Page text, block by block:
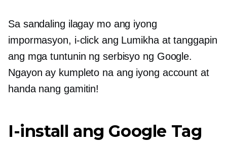
Sa sandaling ilagay mo ang iyong
impormasyon, i-click ang Lumikha at tanggapin
ang mga tuntunin ng serbisyo ng Google.
Ngayon ay kumpleto na ang iyong account at
handa nang gamitin!
I-install ang Google Tag